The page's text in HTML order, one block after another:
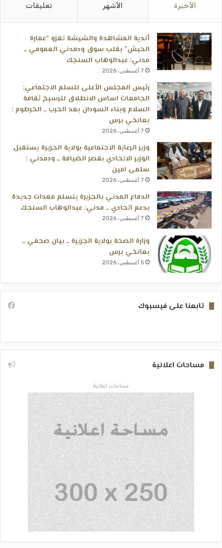
الأخيرة الأشهر تعليقات
أندية المشاهدة والشيشة تغزو “عمارة
الحبش” بقلب سوق ودمدني العمومي ــ
مدني: عبدالوهاب السنجك
7 أغسطس، 2026
رئيس المجلس الأعلى للسلم الاجتماعي:
الجامعات اساس الانطلاق لترسيخ ثقافة
السلام وبناء السودان بعد الحرب ــ الخرطوم :
بعانخي برس
7 أغسطس، 2026
وزير الرعاية الاجتماعية بولاية الجزيرة يستقبل
الوزير الاتحادي بقصر الضيافة ــ ودمدني :
سلمى امين
7 أغسطس، 2026
الدفاع المدني بالجزيرة يتسلم معدات جديدة
بدعم اتحادي ــ مدني: عبدالوهاب السنجك
7 أغسطس، 2026
وزارة الصحة بولاية الجزيرة ــ بيان صحفي ــ
بعانخي برس
5 أغسطس، 2026
تابعنا على فيسبوك
مساحات اعلانية
مساحات اعلانية